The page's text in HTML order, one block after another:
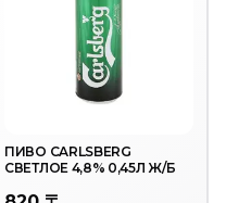
ПИВО CARLSBERG
СВЕТЛОЕ 4,8% 0,45Л Ж/Б